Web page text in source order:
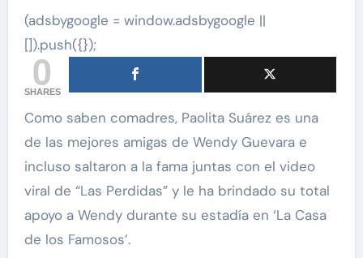
(adsbygoogle = window.adsbygoogle ||
[]).push({});
0
SHARES
Como saben comadres, Paolita Suárez es una
de las mejores amigas de Wendy Guevara e
incluso saltaron a la fama juntas con el video
viral de “Las Perdidas” y le ha brindado su total
apoyo a Wendy durante su estadía en ‘La Casa
de los Famosos’.